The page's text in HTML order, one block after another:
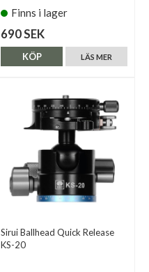
Finns i lager
690 SEK
LÄS MER
KÖP
Sirui Ballhead Quick Release
KS-20